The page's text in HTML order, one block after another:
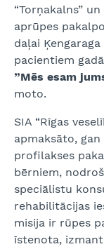
“Torņakalns”
aprūpes
daļai
pacientiem
”Mēs esam
moto.
SIA “Rīgas
apmaksāto,
profilakses
bērniem,
speciālistu
rehabilitācijas
misija ir rūpes
īstenota,